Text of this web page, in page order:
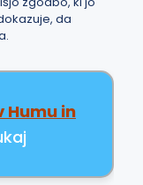
da
Humu in